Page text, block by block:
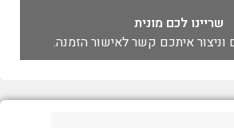
שריינו לכם מונית
וניצור איתכם קשר לאישור הזמנה.